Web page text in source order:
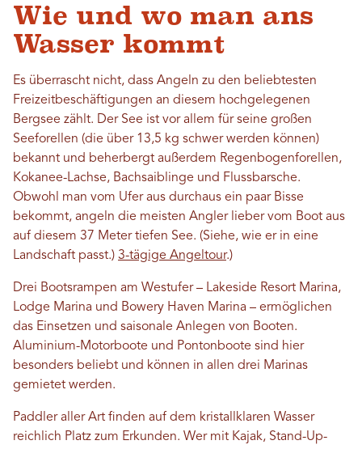
Wie und wo man ans
Wasser kommt
Es überrascht nicht, dass Angeln zu den beliebtesten
Freizeitbeschäftigungen an diesem hochgelegenen
Bergsee zählt. Der See ist vor allem für seine großen
Seeforellen (die über 13,5 kg schwer werden können)
bekannt und beherbergt außerdem Regenbogenforellen,
Kokanee-Lachse, Bachsaiblinge und Flussbarsche.
Obwohl man vom Ufer aus durchaus ein paar Bisse
bekommt, angeln die meisten Angler lieber vom Boot aus
auf diesem 37 Meter tiefen See. (Siehe, wie er in eine
Landschaft passt.) 3-tägige Angeltour.)
Drei Bootsrampen am Westufer – Lakeside Resort Marina,
Lodge Marina und Bowery Haven Marina – ermöglichen
das Einsetzen und saisonale Anlegen von Booten.
Aluminium-Motorboote und Pontonboote sind hier
besonders beliebt und können in allen drei Marinas
gemietet werden.
Paddler aller Art finden auf dem kristallklaren Wasser
reichlich Platz zum Erkunden. Wer mit Kajak, Stand-Up-